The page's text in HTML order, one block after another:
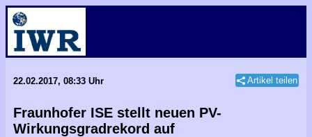
22.02.2017, 08:33 Uhr Artikel teilen
Fraunhofer ISE stellt neuen PV-
Wirkungsgradrekord auf